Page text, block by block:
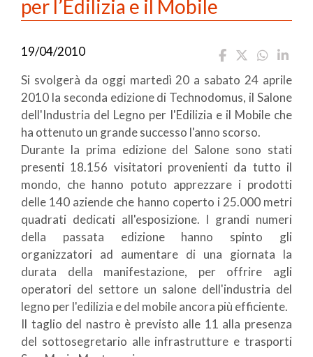
per l’Edilizia e il Mobile
19/04/2010
Si svolgerà da oggi martedì 20 a sabato 24 aprile
2010 la seconda edizione di Technodomus, il Salone
dell'Industria del Legno per l'Edilizia e il Mobile che
ha ottenuto un grande successo l'anno scorso.
Durante la prima edizione del Salone sono stati
presenti 18.156 visitatori provenienti da tutto il
mondo, che hanno potuto apprezzare i prodotti
delle 140 aziende che hanno coperto i 25.000 metri
quadrati dedicati all'esposizione. I grandi numeri
della passata edizione hanno spinto gli
organizzatori ad aumentare di una giornata la
durata della manifestazione, per offrire agli
operatori del settore un salone dell'industria del
legno per l'edilizia e del mobile ancora più efficiente.
Il taglio del nastro è previsto alle 11 alla presenza
del sottosegretario alle infrastrutture e trasporti